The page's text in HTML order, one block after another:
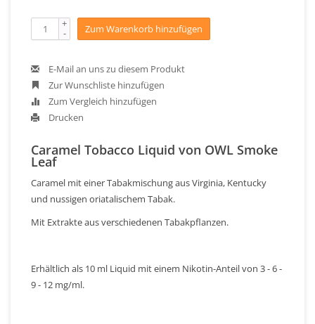
+
- Zum Warenkorb hinzufügen
E-Mail an uns zu diesem Produkt
Zur Wunschliste hinzufügen
Zum Vergleich hinzufügen
Drucken
Caramel Tobacco Liquid von OWL Smoke
Leaf
Caramel mit einer Tabakmischung aus Virginia, Kentucky
und nussigen oriatalischem Tabak.
Mit Extrakte aus verschiedenen Tabakpflanzen.
Erhältlich als 10 ml Liquid mit einem Nikotin-Anteil von 3 - 6 -
9 - 12 mg/ml.